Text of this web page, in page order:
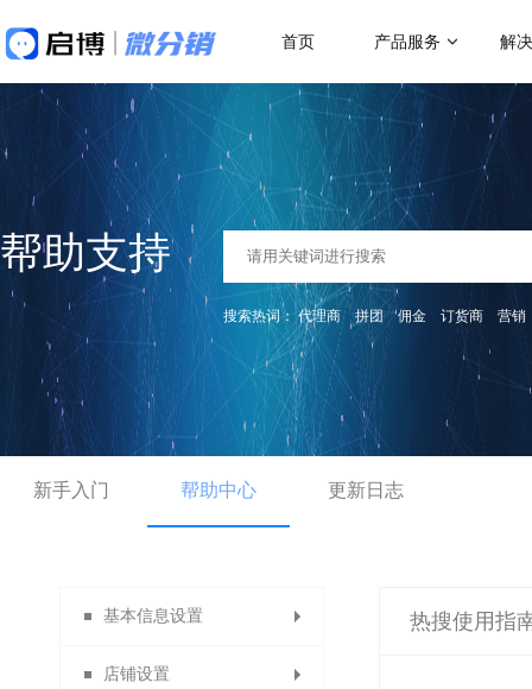
首页 产品服务 解
做社交电商，找启博
微分销
快速搭建微信分销商城
分销小程序
专注裂变的分销小程序
直播分销
私域直播分销带货系统
视频号直播
抢占视频号流量阵地
热门应用场
二级分销
代理分销
积分商城
优惠券
了解更多产
解决方案
母婴行业解决方案
一站式赋能母婴品牌商智慧经营
行业销售渠道解决方案
帮助商家拓展销售新渠道
直播带货解决方案
开通微信+小程序+APP直播带货系统
积分商城解决方案
传
帮助
微
关于我们
18年专注全产业SaaS产品服务
帮助支持
搜索热词：代理商 拼团 佣金 订货商 营销
新手入门 帮助中心 更新日志
基本信息设置
系统设置
店铺设置
热搜使用指